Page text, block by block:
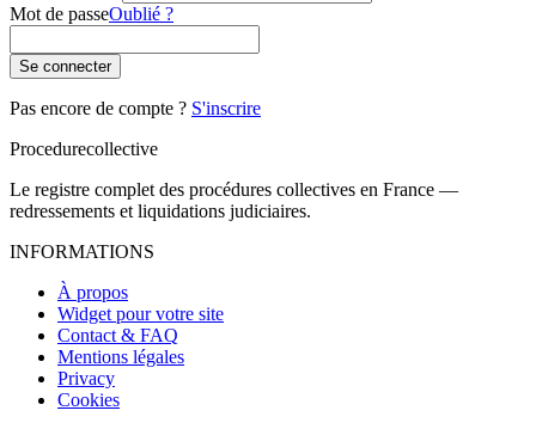
Mot de passeOublié ?
Se connecter
Pas encore de compte ? S'inscrire
Procedurecollective
Le registre complet des procédures collectives en France —
redressements et liquidations judiciaires.
INFORMATIONS
À propos
Widget pour votre site
Contact & FAQ
Mentions légales
Privacy
Cookies